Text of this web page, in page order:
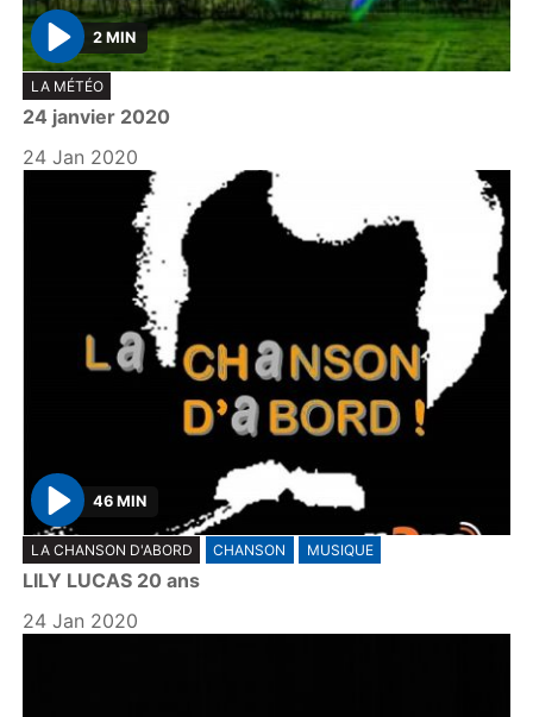
P
l
a
y
2 MIN
LA MÉTÉO
24 janvier 2020
24 Jan 2020
P
l
a
y
46 MIN
LA CHANSON D'ABORD CHANSON MUSIQUE
LILY LUCAS 20 ans
24 Jan 2020